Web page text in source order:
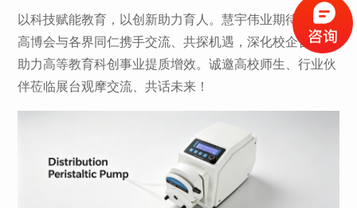
以科技赋能教育，以创新助力育人。慧宇伟业期待在本届
高博会与各界同仁携手交流、共探机遇，深化校企合作，
助力高等教育科创事业提质增效。诚邀高校师生、行业伙
伴莅临展台观摩交流、共话未来！